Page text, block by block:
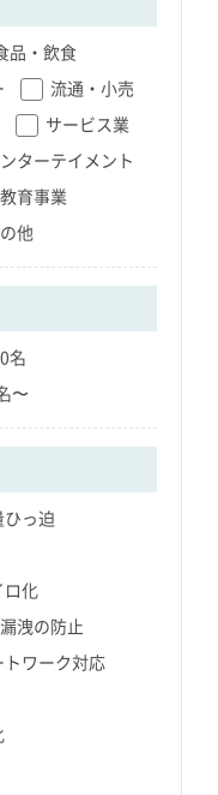
品・飲食
流通・小売
サービス業
ターテイメント
育事業
他
名
〜
ひっ迫
ロ化
洩の防止
ワーク対応